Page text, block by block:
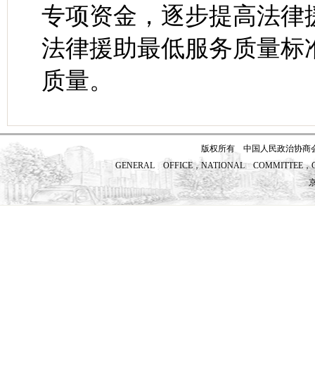
专项资金，逐步提高法
法律援助最低服务质量
质量。
版权所有 中国人民政治协商
GENERAL OFFICE，NATIONAL COMMITTEE，